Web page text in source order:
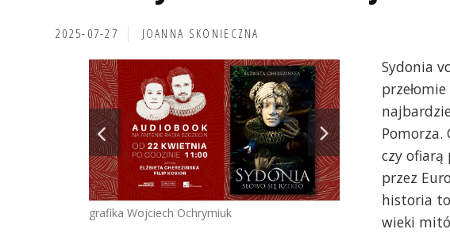
2025-07-27 JOANNA SKONIECZNA
grafika Wojciech Ochrymiuk
Sydonia
Pomorza.
czy ofiarą
przez
historia
wieki